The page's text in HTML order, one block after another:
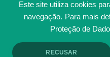
Este site utiliza cookies
navegação. Para mais
Proteção de
RECUSAR
MAPA DO SITE
TRANSPARÊNCIA E
Para ter mais informações
Política de cookies. Se